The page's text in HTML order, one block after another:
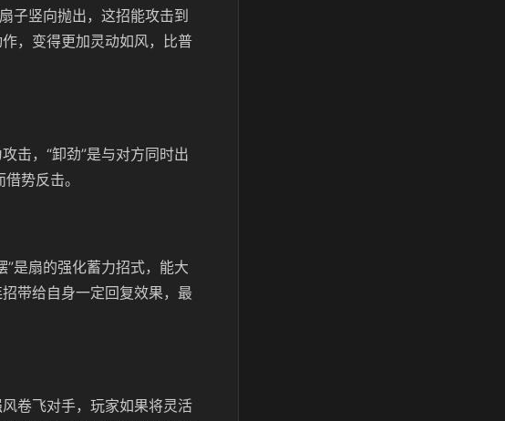
子竖向抛出，这招能攻击到
，变得更加灵动如风，比普
击，“卸劲”是与对方同时出
势反击。
”是扇的强化蓄力招式，能大
带给自身一定回复效果，最
卷飞对手，玩家如果将灵活